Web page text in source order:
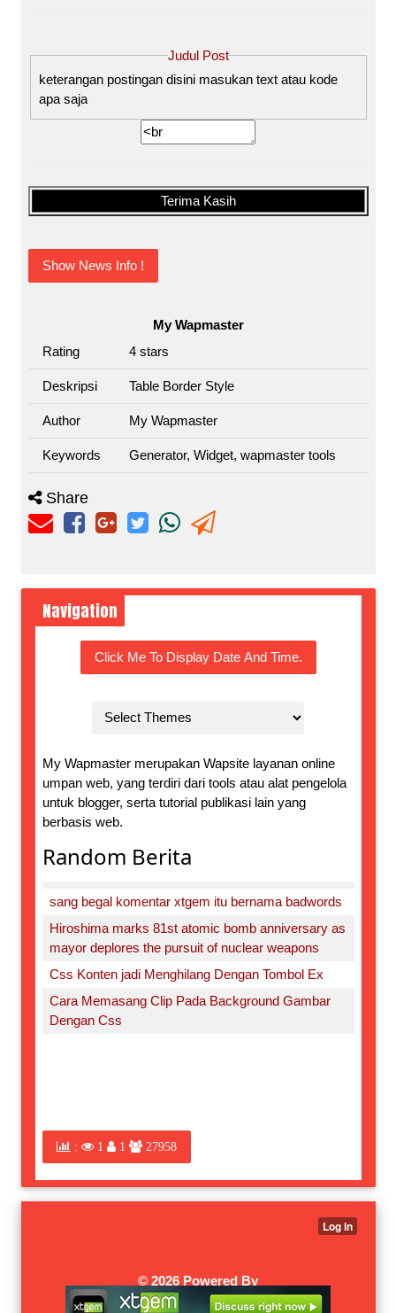
Judul Post
keterangan postingan disini masukan text atau kode
apa saja
Terima Kasih
Show News Info !
My Wapmaster
Rating
4 stars
Deskripsi Table Border Style
Author My Wapmaster
Keywords Generator, Widget, wapmaster tools
Share
Navigation
Click Me To Display Date And Time.
My Wapmaster merupakan Wapsite layanan online
umpan web, yang terdiri dari tools atau alat pengelola
untuk blogger, serta tutorial publikasi lain yang
berbasis web.
Random Berita
sang begal komentar xtgem itu bernama badwords
Hiroshima marks 81st atomic bomb anniversary as
mayor deplores the pursuit of nuclear weapons
Css Konten jadi Menghilang Dengan Tombol Ex
Cara Memasang Clip Pada Background Gambar
Dengan Css
: 1 1 27958
© 2026 Powered By
XTGEM.COM
W3SCHOOLS